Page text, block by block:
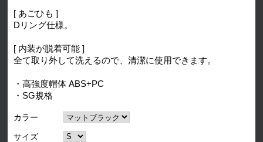
[ あごひも ]
Dリング仕様。
[ 内装が脱着可能 ]
全て取り外して洗えるので、清潔に使用できます。
・高強度帽体 ABS+PC
・SG規格
カラー
サイズ